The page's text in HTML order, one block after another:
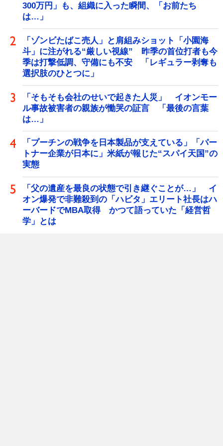
300万円」も、組織に入った瞬間、「お前たち
は…」
「ゾンビたばこ売人」と肩組みショット「小園海
斗」に注がれる“厳しい視線” 昨季の首位打者も今
季は打撃低調、守備にも不安 「レギュラー剥奪も
選択肢のひとつに」
「そもそも会社のせいで起きた人災」 イオンモー
ル事故被害者の親族が慟哭の証言 「最後の言葉
は…」
「プーチンの戦争を日本製品が支えている」「パー
トナー企業が日本に」米紙が報じた“スパイ天国”の
実態
「父の遺産を最良の状態で引き継ぐことが…」 イ
オン爆発で非難殺到の「ハビタ」エリート社長はハ
ーバードでMBA取得 かつて語っていた「経営哲
学」とは